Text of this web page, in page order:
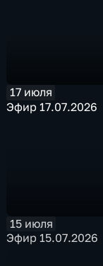
17 июля
Эфир 17.07.2026
15 июля
Эфир 15.07.2026